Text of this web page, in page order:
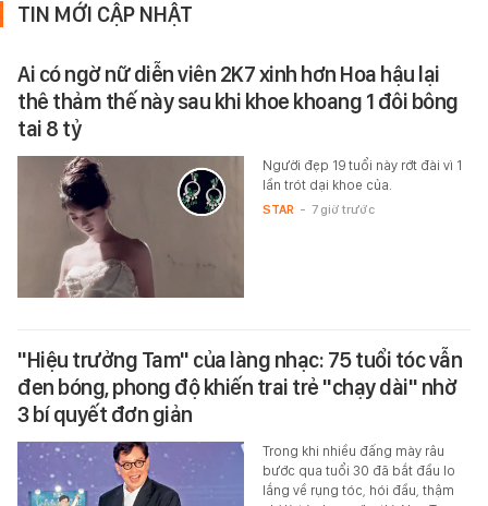
TIN MỚI CẬP NHẬT
Ai có ngờ nữ diễn viên 2K7 xinh hơn Hoa hậu lại
thê thảm thế này sau khi khoe khoang 1 đôi bông
tai 8 tỷ
Người đẹp 19 tuổi này rớt đài vì 1
lần trót dại khoe của.
STAR - 7 giờ trước
"Hiệu trưởng Tam" của làng nhạc: 75 tuổi tóc vẫn
đen bóng, phong độ khiến trai trẻ "chạy dài" nhờ
3 bí quyết đơn giản
Trong khi nhiều đấng mày râu
bước qua tuổi 30 đã bắt đầu lo
lắng về rụng tóc, hói đầu, thậm